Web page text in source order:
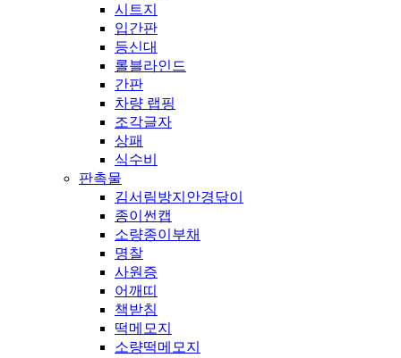
시트지
입간판
등신대
롤블라인드
간판
차량 랩핑
조각글자
상패
식수비
판촉물
김서림방지안경닦이
종이썬캡
소량종이부채
명찰
사원증
어깨띠
책받침
떡메모지
소량떡메모지